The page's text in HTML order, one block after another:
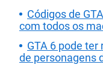
Códigos de
com todos os
GTA 6 pode
de personagens